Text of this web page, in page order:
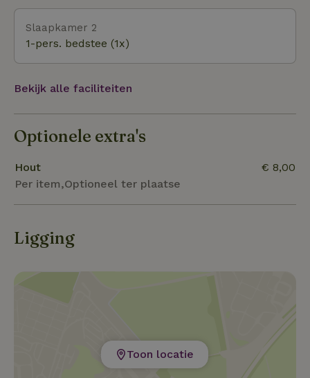
Veere of Domburg. Ga neuzen op de wekelijkse
markt in Oostkapelle of Middelburg, of moedig in de
zomer de deelnemers aan bij de wedstrijden
ringrijden of sjezenrijden in het dorp. Genoeg
gelegenheid om tot rust te komen, op te laden en
herinneringen te maken.
Slaapkamer 2
1-pers. bedstee (1x)
Bekijk alle faciliteiten
Optionele extra's
Hout
Per item,Optioneel ter plaatse
€ 8,00
Ligging
Toon locatie